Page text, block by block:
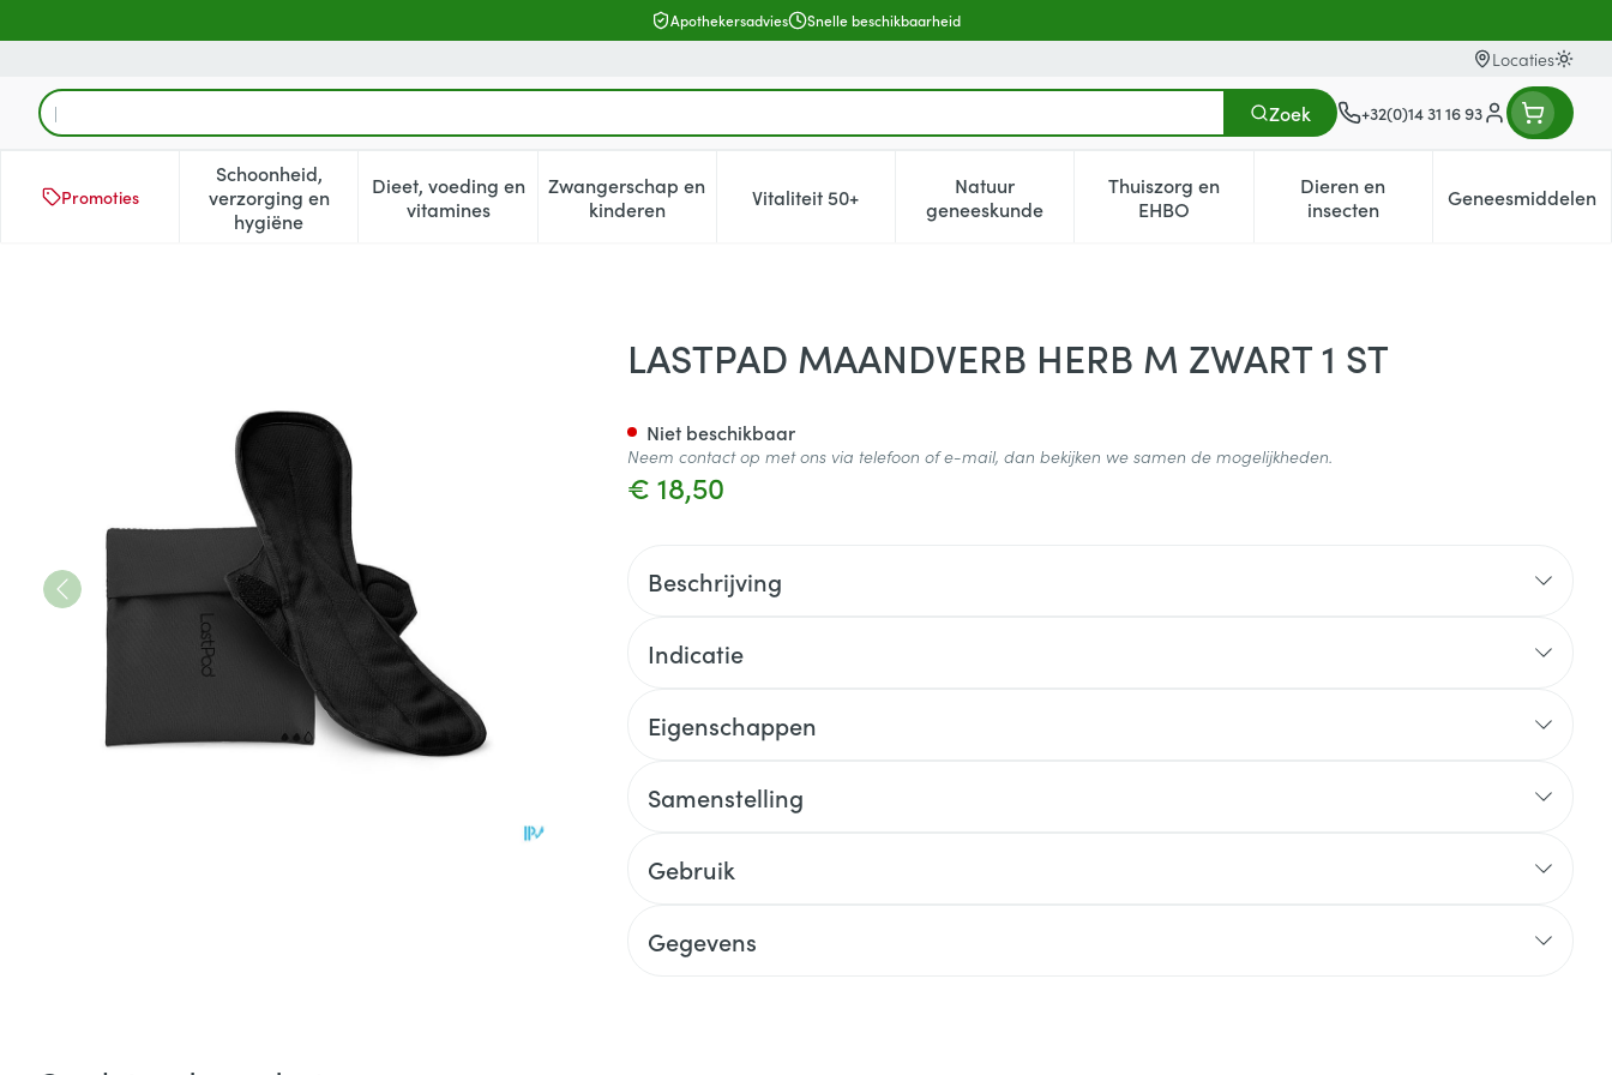
Apothekersadvies Snelle beschikbaarheid
Locaties
Product, merk, categorie...
Zoek +32(0)14 31 16 93
Klant menu
Promoties
Schoonheid,
verzorging en
hygiëne
Toon submenu voor Schoonheid, verzorging en hygiëne categorie
Dieet, voeding en
vitaminesToon submenu voor Dieet, voeding en vitamines categorie
Zwangerschap en
kinderenToon submenu voor Zwangerschap en kinderen categorie
Vitaliteit 50+Toon submenu voor Vitaliteit 50+ categorie
Natuur
geneeskundeToon submenu voor Natuur geneeskunde categorie
Thuiszorg en
EHBOToon submenu voor Thuiszorg en EHBO categorie
Dieren en
insecten
Toon submenu voor Dieren en
Geneesmiddelen
Toon
LASTPAD MAANDVERB HERB M ZWART 1 STLASTPAD MAANDVERB HERB M ZWART 1 ST
€ 18,50
Niet beschikbaar
Neem contact op met ons via telefoon of e-mail, dan bekijken we samen de mogelijkheden.
Beschrijving
Indicatie
Eigenschappen
Samenstelling
Gebruik
Gegevens